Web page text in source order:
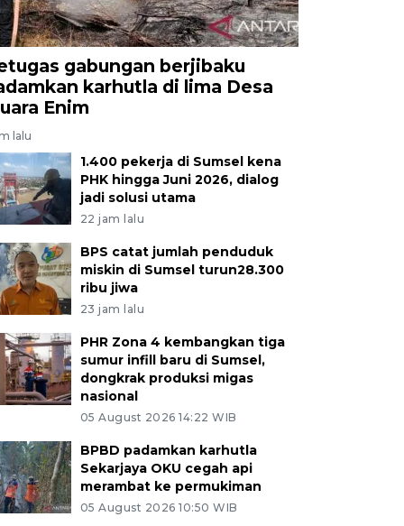
gabungan berjibaku
karhutla di lima Desa
Enim
lalu
1.400 pekerja di Sumsel kena
PHK hingga Juni 2026, dialog
jadi solusi utama
22 jam lalu
BPS catat jumlah penduduk
miskin di Sumsel turun28.300
ribu jiwa
23 jam lalu
PHR Zona 4 kembangkan tiga
sumur infill baru di Sumsel,
dongkrak produksi migas
nasional
05 August 2026 14:22 WIB
BPBD padamkan karhutla
Sekarjaya OKU cegah api
merambat ke permukiman
05 August 2026 10:50 WIB